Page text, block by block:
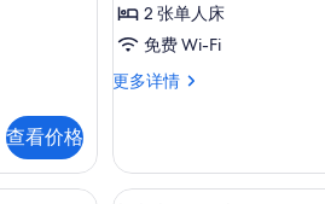
查看价格
房
的
所
片
2 张单人床
免费 Wi-Fi
更多详情
华
房
更
备数码频道）、电视